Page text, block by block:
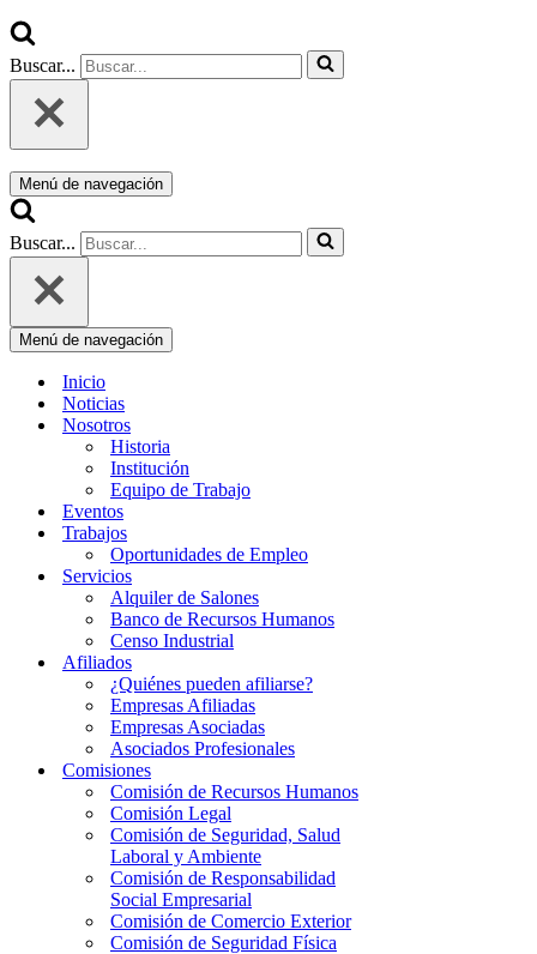
Buscar...
Menú de navegación
Buscar...
Menú de navegación
Inicio
Noticias
Nosotros
Historia
Institución
Equipo de Trabajo
Eventos
Trabajos
Oportunidades de Empleo
Servicios
Alquiler de Salones
Banco de Recursos Humanos
Censo Industrial
Afiliados
¿Quiénes pueden afiliarse?
Empresas Afiliadas
Empresas Asociadas
Asociados Profesionales
Comisiones
Comisión de Recursos Humanos
Comisión Legal
Comisión de Seguridad, Salud
Laboral y Ambiente
Comisión de Responsabilidad
Social Empresarial
Comisión de Comercio Exterior
Comisión de Seguridad Física